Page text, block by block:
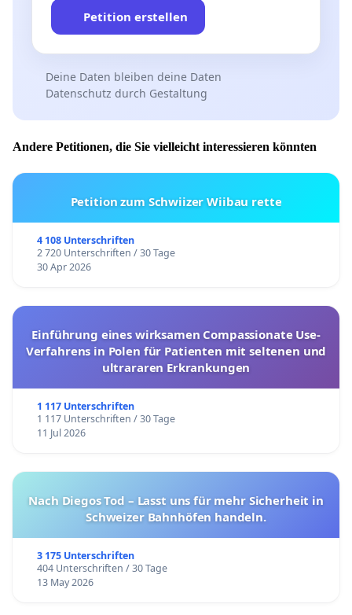
Petition erstellen
Deine Daten bleiben deine Daten
Datenschutz durch Gestaltung
Andere Petitionen, die Sie vielleicht interessieren könnten
Petition zum Schwiizer Wiibau rette
4 108 Unterschriften
2 720 Unterschriften / 30 Tage
30 Apr 2026
Einführung eines wirksamen Compassionate Use-
Verfahrens in Polen für Patienten mit seltenen und
ultrararen Erkrankungen
1 117 Unterschriften
1 117 Unterschriften / 30 Tage
11 Jul 2026
Nach Diegos Tod – Lasst uns für mehr Sicherheit in
Schweizer Bahnhöfen handeln.
3 175 Unterschriften
404 Unterschriften / 30 Tage
13 May 2026